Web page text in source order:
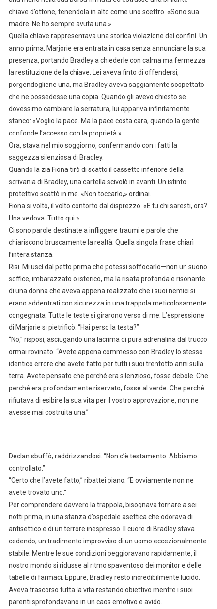
chiave d’ottone, tenendola in alto come uno scettro. «Sono sua
madre. Ne ho sempre avuta una.»
Quella chiave rappresentava una storica violazione dei confini. Un
anno prima, Marjorie era entrata in casa senza annunciare la sua
presenza, portando Bradley a chiederle con calma ma fermezza
la restituzione della chiave. Lei aveva finto di offendersi,
porgendogliene una, ma Bradley aveva saggiamente sospettato
che ne possedesse una copia. Quando gli avevo chiesto se
dovessimo cambiare la serratura, lui appariva infinitamente
stanco: «Voglio la pace. Ma la pace costa cara, quando la gente
confonde l’accesso con la proprietà.»
Ora, stava nel mio soggiorno, confermando con i fatti la
saggezza silenziosa di Bradley.
Quando la zia Fiona tirò di scatto il cassetto inferiore della
scrivania di Bradley, una cartella scivolò in avanti. Un istinto
protettivo scattò in me. «Non toccarlo,» ordinai.
Fiona si voltò, il volto contorto dal disprezzo. «E tu chi saresti, ora?
Una vedova. Tutto qui.»
Ci sono parole destinate a infliggere traumi e parole che
chiariscono bruscamente la realtà. Quella singola frase chiarì
l’intera stanza.
Risi. Mi uscì dal petto prima che potessi soffocarlo—non un suono
soffice, imbarazzato o isterico, ma la risata profonda e risonante
di una donna che aveva appena realizzato che i suoi nemici si
erano addentrati con sicurezza in una trappola meticolosamente
congegnata. Tutte le teste si girarono verso di me. L’espressione
di Marjorie si pietrificò. “Hai perso la testa?”
“No,” risposi, asciugando una lacrima di pura adrenalina dal trucco
ormai rovinato. “Avete appena commesso con Bradley lo stesso
identico errore che avete fatto per tutti i suoi trentotto anni sulla
terra. Avete pensato che perché era silenzioso, fosse debole. Che
perché era profondamente riservato, fosse al verde. Che perché
rifiutava di esibire la sua vita per il vostro approvazione, non ne
avesse mai costruita una.”
Declan sbuffò, raddrizzandosi. “Non c’è testamento. Abbiamo
controllato.”
“Certo che l’avete fatto,” ribattei piano. “E ovviamente non ne
avete trovato uno.”
Per comprendere davvero la trappola, bisognava tornare a sei
notti prima, in una stanza d’ospedale asettica che odorava di
antisettico e di un terrore inespresso. Il cuore di Bradley stava
cedendo, un tradimento improvviso di un uomo eccezionalmente
stabile. Mentre le sue condizioni peggioravano rapidamente, il
nostro mondo si ridusse al ritmo spaventoso dei monitor e delle
tabelle di farmaci. Eppure, Bradley restò incredibilmente lucido.
Aveva trascorso tutta la vita restando obiettivo mentre i suoi
parenti sprofondavano in un caos emotivo e avido.